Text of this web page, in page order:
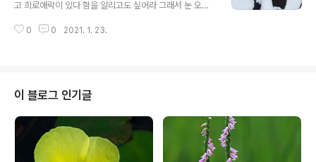
고 희로애락이 있다 함을 알리고도 싶어라 그래서 눈 오는
재가 쌓여서 이루어진 응회환으로 형성되었다고 하는데 8
눈이 쌓인 곳을 바람이 녹인 형태 즉 설혈(雪穴, 눈 구멍)
또는 설금이라고 해서 사계리 일부 해변을 설쿰바당이라고
부른다.
0 0 2021. 1. 23.
이 블로그 인기글